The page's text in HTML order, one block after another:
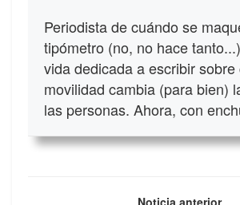
Periodista de cuándo se
tipómetro (no, no hace
vida dedicada a escribir sobre
movilidad cambia (para bien)
las personas. Ahora, con